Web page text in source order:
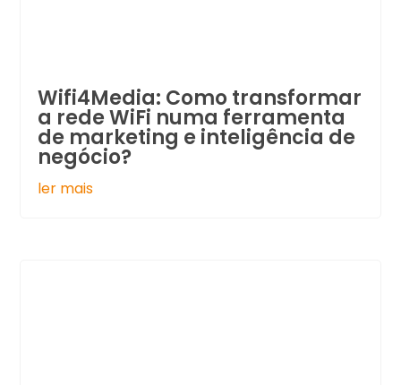
Wifi4Media: Como transformar
a rede WiFi numa ferramenta
de marketing e inteligência de
negócio?
ler mais